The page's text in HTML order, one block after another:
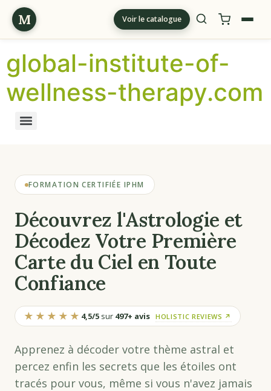
M Voir le catalogue
global-institute-of-
wellness-therapy.com
FORMATION CERTIFIÉE IPHM
Découvrez l'Astrologie et
Décodez Votre Première
Carte du Ciel en Toute
Confiance
★★★★★ 4,5/5 sur 497+ avis HOLISTIC REVIEWS ↗
Apprenez à décoder votre thème astral et
percez enfin les secrets que les étoiles ont
tracés pour vous, même si vous n'avez jamais